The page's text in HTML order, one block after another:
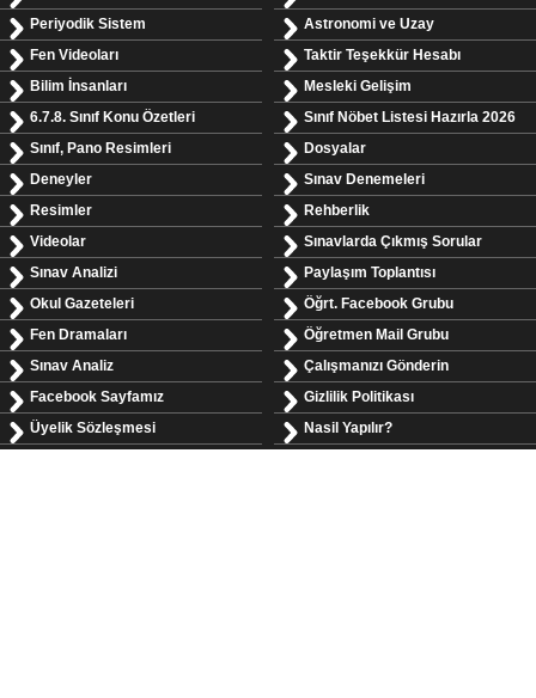
Periyodik Sistem
Fen Videoları
Bilim İnsanları
6.7.8. Sınıf Konu Özetleri
Sınıf, Pano Resimleri
Deneyler
Resimler
Videolar
Sınav Analizi
Okul Gazeteleri
Fen Dramaları
Sınav Analiz
Facebook Sayfamız
Üyelik Sözleşmesi
Astronomi ve Uzay
Taktir Teşekkür Hesabı
Mesleki Gelişim
Sınıf Nöbet Listesi Hazırla 2026
Dosyalar
Sınav Denemeleri
Rehberlik
Sınavlarda Çıkmış Sorular
Paylaşım Toplantısı
Öğrt. Facebook Grubu
Öğretmen Mail Grubu
Çalışmanızı Gönderin
Gizlilik Politikası
Nasil Yapılır?